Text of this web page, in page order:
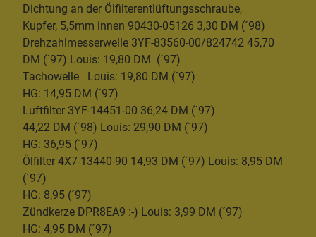
Dichtung an der Ölfilterentlüftungsschraube,
Kupfer, 5,5mm innen 90430-05126 3,30 DM (´98)
Drehzahlmesserwelle 3YF-83560-00/824742 45,70
DM (´97) Louis: 19,80 DM (´97)
Tachowelle Louis: 19,80 DM (´97)
HG: 14,95 DM (´97)
Luftfilter 3YF-14451-00 36,24 DM (´97)
44,22 DM (´98) Louis: 29,90 DM (´97)
HG: 36,95 (´97)
Ölfilter 4X7-13440-90 14,93 DM (´97) Louis: 8,95 DM
(´97)
HG: 8,95 (´97)
Zündkerze DPR8EA9 :-) Louis: 3,99 DM (´97)
HG: 4,95 DM (´97)